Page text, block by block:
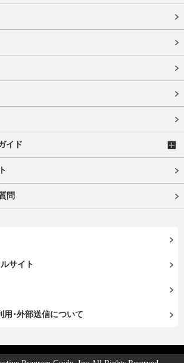
イド
問
サイト
用･外部送信について